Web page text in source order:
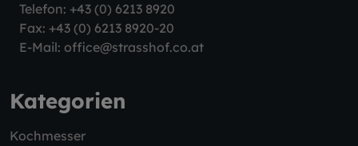
Telefon: +43 (0) 6213 8920
Fax: +43 (0) 6213 8920-20
E-Mail: office@strasshof.co.at
Kategorien
Kochmesser